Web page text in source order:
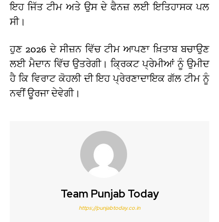
ਇਹ ਜਿੱਤ ਟੀਮ ਅਤੇ ਉਸ ਦੇ ਫੈਨਜ਼ ਲਈ ਇਤਿਹਾਸਕ ਪਲ
ਸੀ।
ਹੁਣ 2026 ਦੇ ਸੀਜ਼ਨ ਵਿੱਚ ਟੀਮ ਆਪਣਾ ਖ਼ਿਤਾਬ ਬਚਾਉਣ
ਲਈ ਮੈਦਾਨ ਵਿੱਚ ਉਤਰੇਗੀ। ਕ੍ਰਿਕਟ ਪ੍ਰੇਮੀਆਂ ਨੂੰ ਉਮੀਦ
ਹੈ ਕਿ ਵਿਰਾਟ ਕੋਹਲੀ ਦੀ ਇਹ ਪ੍ਰੇਰਣਾਦਾਇਕ ਗੱਲ ਟੀਮ ਨੂੰ
ਨਵੀਂ ਊਰਜਾ ਦੇਵੇਗੀ।
Team Punjab Today
https://punjabtoday.co.in